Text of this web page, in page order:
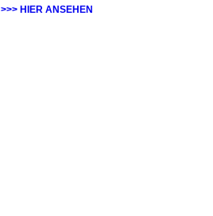
>>> HIER ANSEHEN